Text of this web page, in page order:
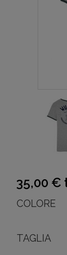
35,00 €
COLORE
TAGLIA